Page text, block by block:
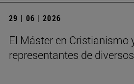
29 | 06 | 2026
El Máster en Cristianismo
representantes de